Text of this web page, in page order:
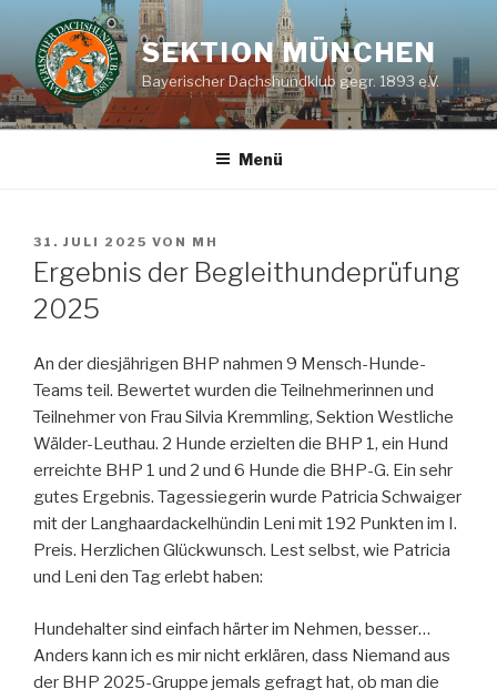
Inhalt
springen
SEKTION MÜNCHEN
Bayerischer Dachshundklub gegr. 1893 e.V.
Menü
VERÖFFENTLICHT
AM
31. JULI 2025 VON MH
Ergebnis der Begleithundeprüfung
2025
An der diesjährigen BHP nahmen 9 Mensch-Hunde-
Teams teil. Bewertet wurden die Teilnehmerinnen und
Teilnehmer von Frau Silvia Kremmling, Sektion Westliche
Wälder-Leuthau. 2 Hunde erzielten die BHP 1, ein Hund
erreichte BHP 1 und 2 und 6 Hunde die BHP-G. Ein sehr
gutes Ergebnis. Tagessiegerin wurde Patricia Schwaiger
mit der Langhaardackelhündin Leni mit 192 Punkten im I.
Preis. Herzlichen Glückwunsch. Lest selbst, wie Patricia
und Leni den Tag erlebt haben:
Hundehalter sind einfach härter im Nehmen, besser…
Anders kann ich es mir nicht erklären, dass Niemand aus
der BHP 2025-Gruppe jemals gefragt hat, ob man die